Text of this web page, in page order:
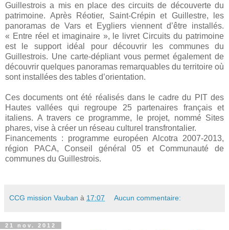
Guillestrois a mis en place des circuits de découverte du
patrimoine. Après Réotier, Saint-Crépin et Guillestre, les
panoramas de Vars et Eygliers viennent d’être installés.
« Entre réel et imaginaire », le livret Circuits du patrimoine
est le support idéal pour découvrir les communes du
Guillestrois. Une carte-dépliant vous permet également de
découvrir quelques panoramas remarquables du territoire où
sont installées des tables d’orientation.
Ces documents ont été réalisés dans le cadre du PIT des
Hautes vallées qui regroupe 25 partenaires français et
italiens. A travers ce programme, le projet, nommé Sites
phares, vise à créer un réseau culturel transfrontalier.
Financements : programme européen Alcotra 2007-2013,
région PACA, Conseil général 05 et Communauté de
communes du Guillestrois.
CCG mission Vauban à 17:07 Aucun commentaire:
21 nov. 2012